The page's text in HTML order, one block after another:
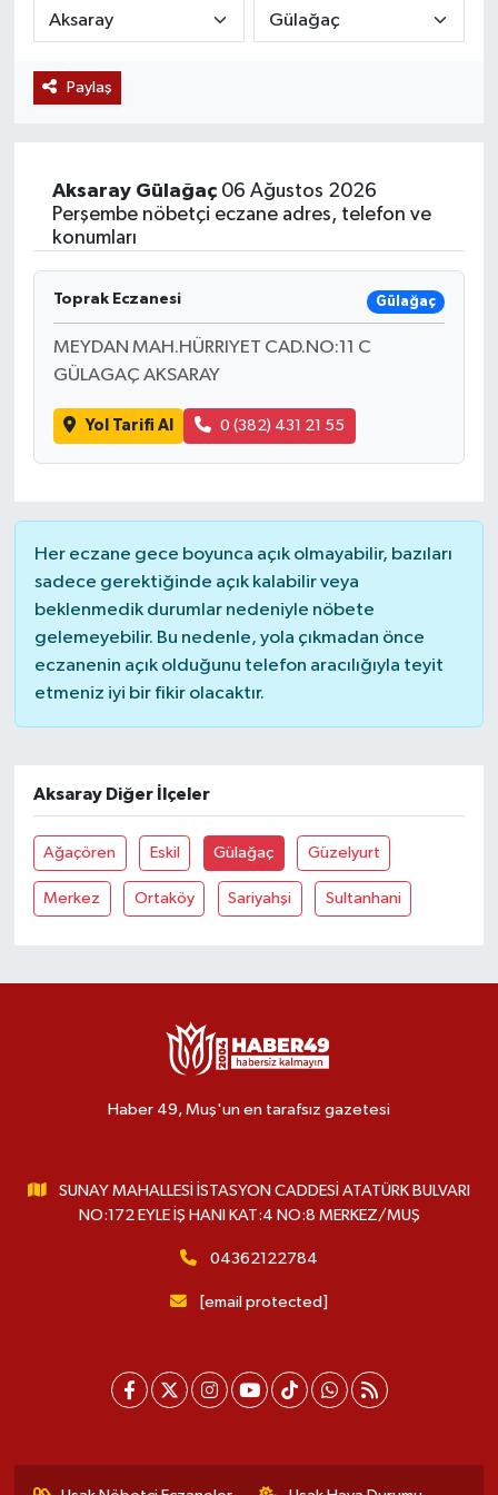
Paylaş
Aksaray Gülağaç06 Ağustos 2026
Perşembe nöbetçi eczane adres, telefon ve
konumları
Toprak Eczanesi Gülağaç
MEYDAN MAH.HÜRRIYET CAD.NO:11 C
GÜLAGAÇ AKSARAY
Yol Tarifi Al 0 (382) 431 21 55
Her eczane gece boyunca açık olmayabilir, bazıları
sadece gerektiğinde açık kalabilir veya
beklenmedik durumlar nedeniyle nöbete
gelemeyebilir. Bu nedenle, yola çıkmadan önce
eczanenin açık olduğunu telefon aracılığıyla teyit
etmeniz iyi bir fikir olacaktır.
Aksaray Diğer İlçeler
Ağaçören Eskil Gülağaç Güzelyurt
Merkez Ortaköy Sariyahşi Sultanhani
Haber 49, Muş'un en tarafsız gazetesi
SUNAY MAHALLESİ İSTASYON CADDESİ ATATÜRK BULVARI
NO:172 EYLE İŞ HANI KAT:4 NO:8 MERKEZ/MUŞ
04362122784
[email protected]
Siyaset
Teknoloji
Muş
Hasköy
Korkut
Bulanık
Malazgirt